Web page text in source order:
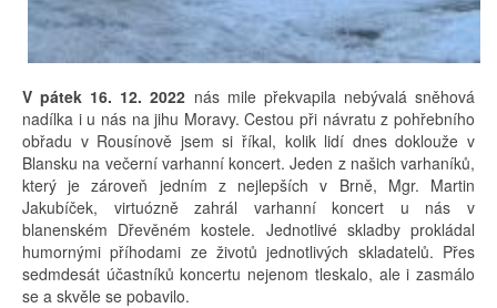
V pátek 16. 12. 2022 nás mile překvapila nebývalá sněhová
nadílka i u nás na jihu Moravy. Cestou při návratu z pohřebního
obřadu v Rousínově jsem si říkal, kolik lidí dnes doklouže v
Blansku na večerní varhanní koncert. Jeden z našich varhaníků,
který je zároveň jedním z nejlepších v Brně, Mgr. Martin
Jakubíček, virtuózně zahrál varhanní koncert u nás v
blanenském Dřevěném kostele. Jednotlivé skladby prokládal
humornými příhodami ze životů jednotlivých skladatelů. Přes
sedmdesát účastníků koncertu nejenom tleskalo, ale i zasmálo
se a skvěle se pobavilo.